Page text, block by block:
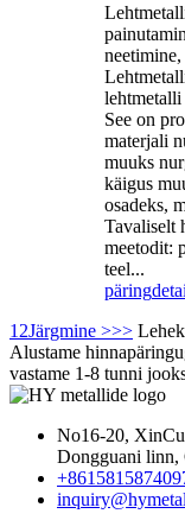
lehtmetalli
See on
materjali
muuks
käigus
osadeks,
Tavaliselt
meetodit:
teel...
päring
1 2Järgmine >>>
Alustame
vastame 1-8 tunni
No16-20,
Dongguani linn,